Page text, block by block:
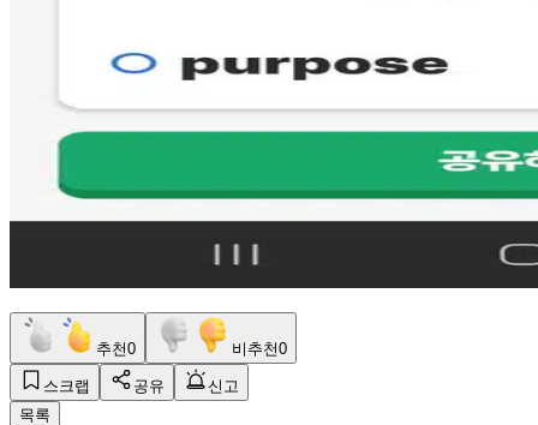
추천0 비추천0
스크랩 공유
신고
목록